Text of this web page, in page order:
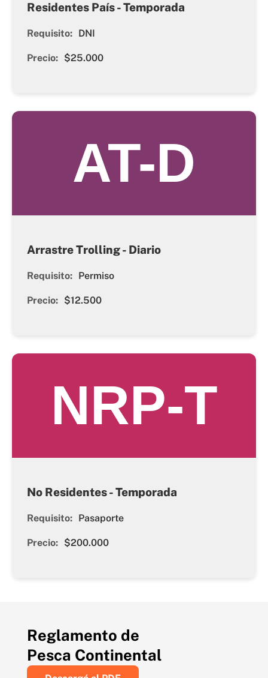
Residentes País - Temporada
Requisito: DNI
Precio: $25.000
AT-D
Arrastre Trolling - Diario
Requisito: Permiso
Precio: $12.500
NRP-T
No Residentes - Temporada
Requisito: Pasaporte
Precio: $200.000
Reglamento de
Pesca Continental